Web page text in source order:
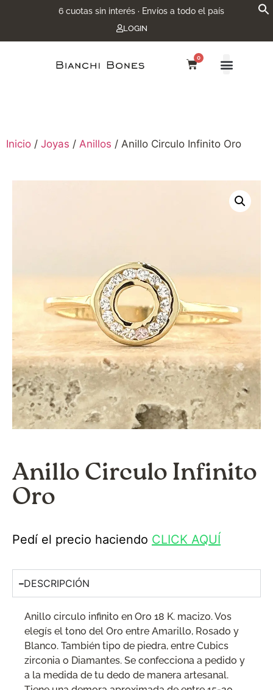
6 cuotas sin interés · Envíos a todo el país
LOGIN
0
Inicio / Joyas / Anillos / Anillo Circulo Infinito Oro
Anillo Circulo Infinito
Oro
Pedí el precio haciendo CLICK AQUÍ
DESCRIPCIÓN
Anillo circulo infinito en Oro 18 K. macizo. Vos
elegís el tono del Oro entre Amarillo, Rosado y
Blanco. También tipo de piedra, entre Cubics
zirconia o Diamantes. Se confecciona a pedido y
a la medida de tu dedo de manera artesanal.